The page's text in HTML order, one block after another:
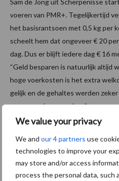
We value your privacy
We and our 4 partners use
technologies to improve your
may store and/or access
process the personal data, such
Sam de Jong uit Scherpenisse
voeren van PMR+. Tegelijkertijd
het basisrantsoen met 0,5 kg per
scheelt hem dat ongeveer € 20
dag. Dus er blijft iedere dag € 16
“Geld besparen is natuurlijk altijd
hoge voerkosten is het extra
gelijk en de gehaltes werden
en ga er zeker mee door.”
Minder mest
Op bedrijven die mest moeten
PMR+ nog meer op. Door de